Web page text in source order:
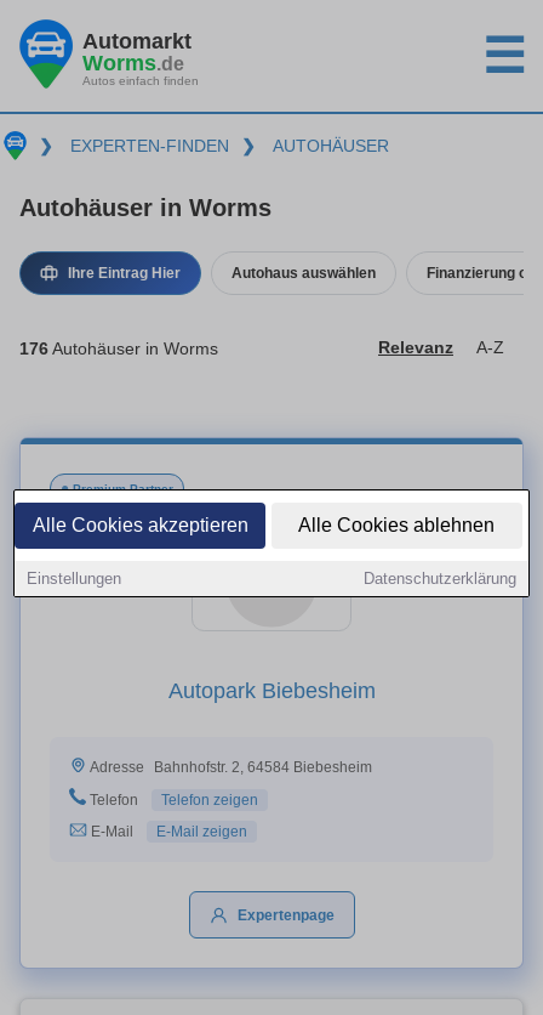
Alle Cookies akzeptieren Alle Cookies ablehnen
Einstellungen Datenschutzerklärung
Automarkt
Worms.de
Autos einfach finden ☰
❯ EXPERTEN-FINDEN ❯ AUTOHÄUSER
Autohäuser in Worms
Ihre Eintrag Hier Autohaus auswählen Finanzierung
176Autohäuser in Worms Relevanz A-Z
●Premium-Partner
Autopark Biebesheim
Adresse
Bahnhofstr. 2, 64584 Biebesheim
Telefon
Telefon zeigen
E-Mail
E-Mail zeigen
Expertenpage